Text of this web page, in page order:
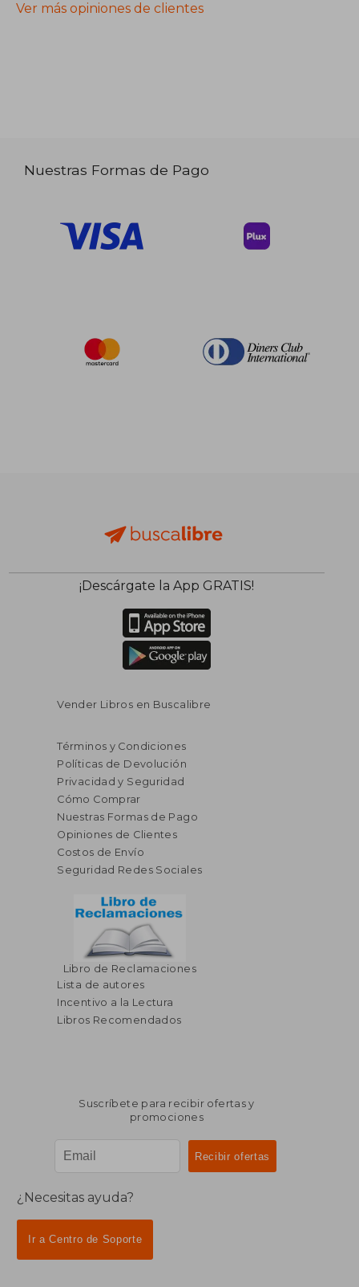
Ver más opiniones de clientes
Nuestras Formas de Pago
¡Descárgate la App GRATIS!
Vender Libros en Buscalibre
Términos y Condiciones
Políticas de Devolución
Privacidad y Seguridad
Cómo Comprar
Nuestras Formas de Pago
Opiniones de Clientes
Costos de Envío
Seguridad Redes Sociales
Libro de Reclamaciones
Lista de autores
Incentivo a la Lectura
Libros Recomendados
Suscríbete para recibir ofertas y
promociones
¿Necesitas ayuda?
Ir a Centro de Soporte